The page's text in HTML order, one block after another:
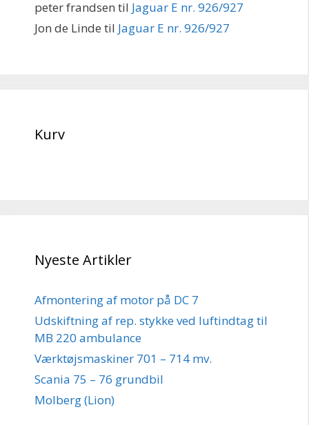
peter frandsen til Jaguar E nr. 926/927
Jon de Linde til Jaguar E nr. 926/927
Kurv
Nyeste Artikler
Afmontering af motor på DC 7
Udskiftning af rep. stykke ved luftindtag til
MB 220 ambulance
Værktøjsmaskiner 701 – 714 mv.
Scania 75 – 76 grundbil
Molberg (Lion)